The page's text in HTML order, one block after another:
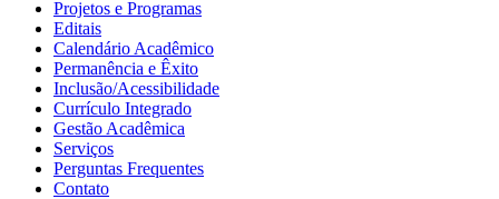
Projetos e Programas
Editais
Calendário Acadêmico
Permanência e Êxito
Inclusão/Acessibilidade
Currículo Integrado
Gestão Acadêmica
Serviços
Perguntas Frequentes
Contato